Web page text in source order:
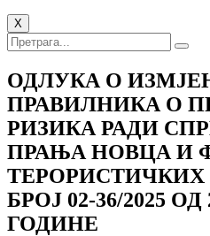
X
ОДЛУКА О
ПРАВИЛНИКА О
РИЗИКА РАДИ
ПРАЊА НОВЦА И
БРОЈ 02-36/2025 ОД
ГОДИНЕ